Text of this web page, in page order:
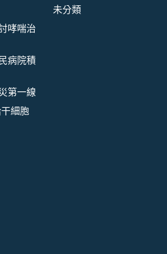
哮喘治
病院積
第一線
細胞
未分類